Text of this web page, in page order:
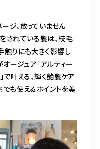
ジ、放っていません
されている髪は、枝毛
触りにも大きく影響し
ージュア「アルティー
で叶える、輝く艶髪ケア
も使えるポイントを美
5969